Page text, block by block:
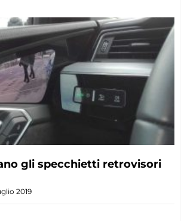
gli specchietti retrovisori
2019